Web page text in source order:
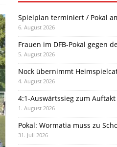
Spielplan terminiert / Pokal
6. August 2026
Frauen im DFB-Pokal gegen
5. August 2026
Nock übernimmt
4. August 2026
4:1-Auswärtssieg zum Auftakt
1. August 2026
Pokal: Wormatia muss zu
31. Juli 2026